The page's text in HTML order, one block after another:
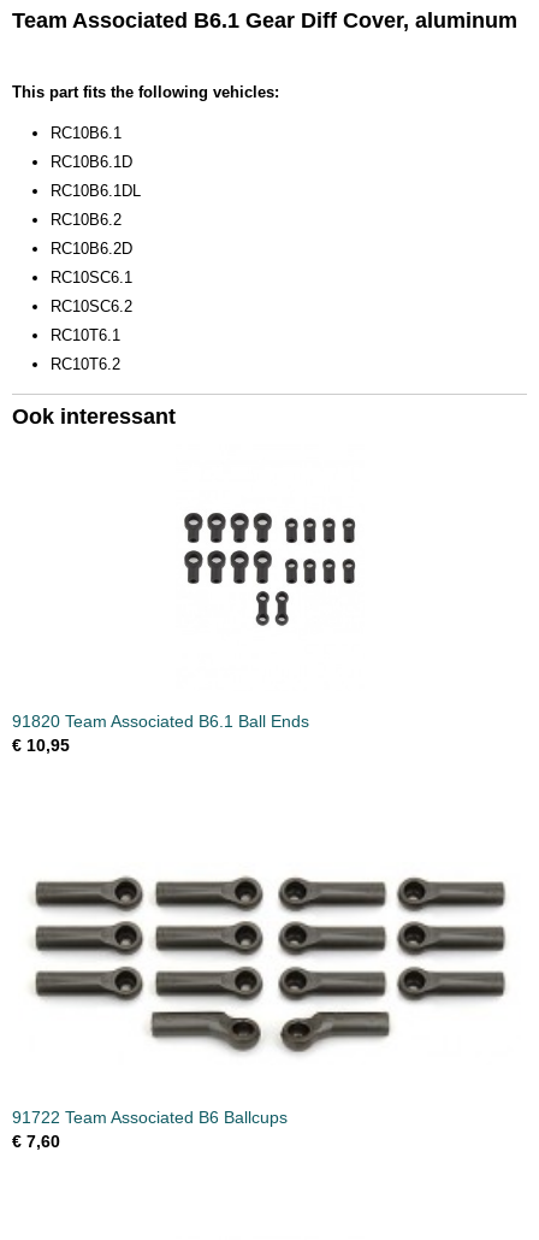
EAN code
91781
0,10 Kg
Team Associated B6.1 Gear Diff Cover, aluminum
This part fits the following vehicles:
RC10B6.1
RC10B6.1D
RC10B6.1DL
RC10B6.2
RC10B6.2D
RC10SC6.1
RC10SC6.2
RC10T6.1
RC10T6.2
Ook interessant
91820 Team Associated B6.1 Ball Ends
€ 10,95
91722 Team Associated B6 Ballcups
€ 7,60